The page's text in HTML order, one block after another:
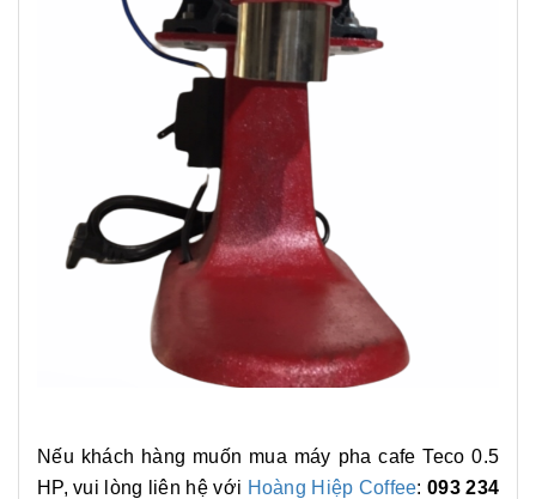
Nếu khách hàng muốn mua máy pha cafe Teco 0.5
HP, vui lòng liên hệ với Hoàng Hiệp Coffee:093 234